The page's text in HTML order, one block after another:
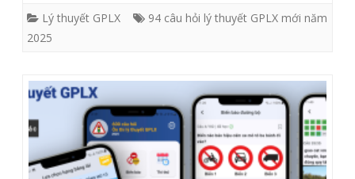
hỏi
thuyết
GPLX
mới
năm
Lý thuyết GPLX
94 câu hỏi lý thuyết GPLX mới năm
2025